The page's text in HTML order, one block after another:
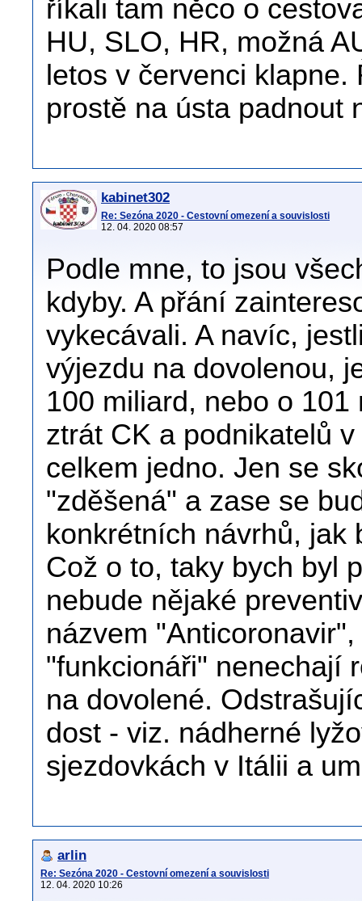
říkali tam něco o
HU, SLO, HR, možná
letos v červenci
prostě na ústa padnout
kabinet302
Re: Sezóna 2020 - Cestovní omezení a souvislosti
12. 04. 2020 08:57
Podle mne, to jsou
kdyby. A přání
vykecávali. A navíc,
výjezdu na dovolenou,
100 miliard, nebo o
ztrát CK a podnikatelů
celkem jedno. Jen se
"zděšená" a zase se
konkrétních návrhů, jak
Což o to, taky bych byl
nebude nějaké
názvem
"funkcionáři" nenechají
na dovolené.
dost - viz. nádherné
sjezdovkách v Itálii a
arlin
Re: Sezóna 2020 - Cestovní omezení a souvislosti
12. 04. 2020 10:26